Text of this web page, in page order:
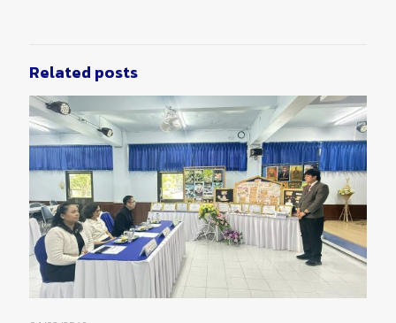
Related posts